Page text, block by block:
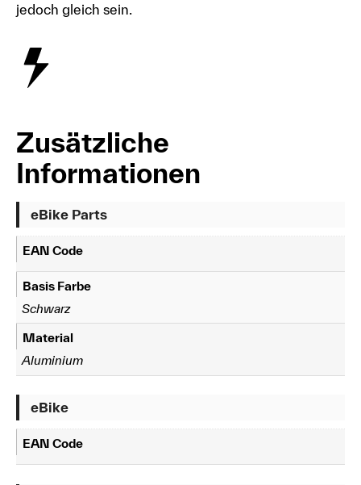
jedoch gleich sein.
Zusätzliche
Informationen
eBike Parts
EAN Code
Basis Farbe
Schwarz
Material
Aluminium
eBike
EAN Code